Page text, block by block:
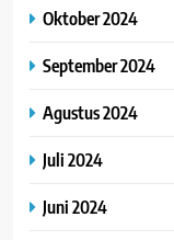
Oktober 2024
September 2024
Agustus 2024
Juli 2024
Juni 2024